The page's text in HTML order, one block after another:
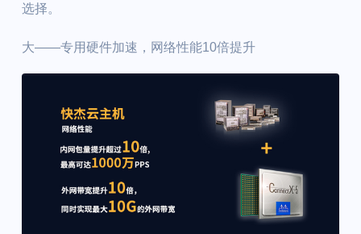
选择。
大——专用硬件加速，网络性能10倍提升